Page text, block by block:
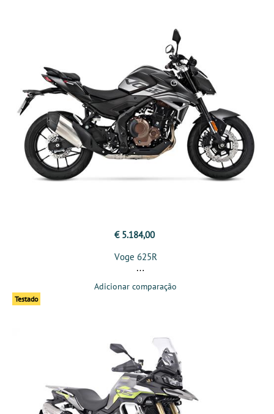
€ 5.184,00
Voge 625R
Adicionar comparação
Testado